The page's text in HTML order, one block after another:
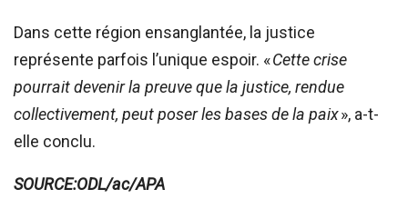
Dans cette région ensanglantée, la justice
représente parfois l’unique espoir. «Cette crise
pourrait devenir la preuve que la justice, rendue
collectivement, peut poser les bases de la paix», a-t-
elle conclu.
SOURCE:ODL/ac/APA